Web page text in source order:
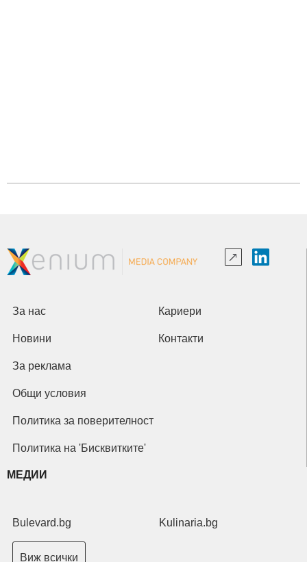
За нас Кариери
Новини Контакти
За реклама
Общи условия
Политика за поверителност
Политика на 'Бисквитките'
МЕДИИ
Bulevard.bg Kulinaria.bg
Виж всички